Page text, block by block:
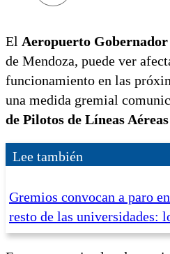
El Aeropuerto
de Mendoza, puede ver
funcionamiento en las
una medida gremial
de Pilotos de Líneas
Lee también
Gremios convocan a paro
resto de las universidades: